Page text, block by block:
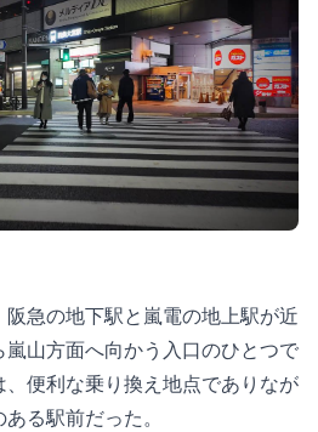
急の地下駅と嵐電の地上駅が近
嵐山方面へ向かう入口のひとつで
便利な乗り換え地点でありなが
る駅前だった。